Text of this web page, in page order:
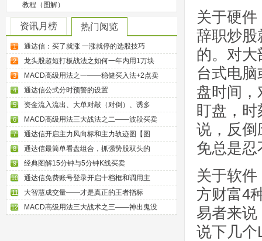
教程（图解）
资讯月榜 热门阅览
1 通达信：买了就涨 一涨就停的选股技巧
2 龙头股超短打板战法之如何一年内用1万块
3 MACD高级用法之一——稳健买入法+2点卖
4 通达信公式分时预警的设置
5 资金流入流出、大单对敲（对倒）、诱多
6 MACD高级用法三大战法之二——波段买卖
7 通达信开启主力风向标和主力轨迹图【图
8 通达信最简单看盘组合，抓强势股双头的
9 经典图解15分钟与5分钟K线买卖
10 通达信免费账号登录开启十档框和调用主
11 大智慧成交量——才是真正的王者指标
12 MACD高级用法三大战术之三——神出鬼没
关于硬
辞职炒股
的。对
台式电
盘时间
盯盘，
说，反倒
免总是
关于软
方财富4
易者来
说下几个